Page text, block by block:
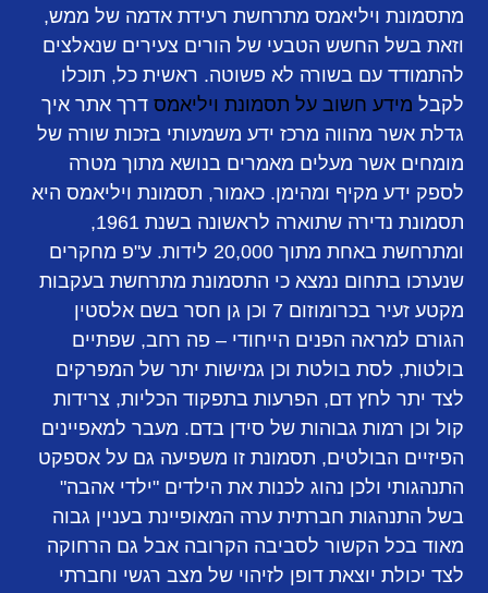
מתסמונת ויליאמס מתרחשת רעידת אדמה של ממש,
וזאת בשל החשש הטבעי של הורים צעירים שנאלצים
להתמודד עם בשורה לא פשוטה. ראשית כל, תוכלו
לקבל מידע חשוב על תסמונת ויליאמס דרך אתר איך
גדלת אשר מהווה מרכז ידע משמעותי בזכות שורה של
מומחים אשר מעלים מאמרים בנושא מתוך מטרה
לספק ידע מקיף ומהימן. כאמור, תסמונת ויליאמס היא
תסמונת נדירה שתוארה לראשונה בשנת 1961,
ומתרחשת באחת מתוך 20,000 לידות. ע"פ מחקרים
שנערכו בתחום נמצא כי התסמונת מתרחשת בעקבות
מקטע זעיר בכרומוזום 7 וכן גן חסר בשם אלסטין
הגורם למראה הפנים הייחודי – פה רחב, שפתיים
בולטות, לסת בולטת וכן גמישות יתר של המפרקים
לצד יתר לחץ דם, הפרעות בתפקוד הכליות, צרידות
קול וכן רמות גבוהות של סידן בדם. מעבר למאפיינים
הפיזיים הבולטים, תסמונת זו משפיעה גם על אספקט
התנהגותי ולכן נהוג לכנות את הילדים "ילדי אהבה"
בשל התנהגות חברתית ערה המאופיינת בעניין גבוה
מאוד בכל הקשור לסביבה הקרובה אבל גם הרחוקה
לצד יכולת יוצאת דופן לזיהוי של מצב רגשי וחברתי